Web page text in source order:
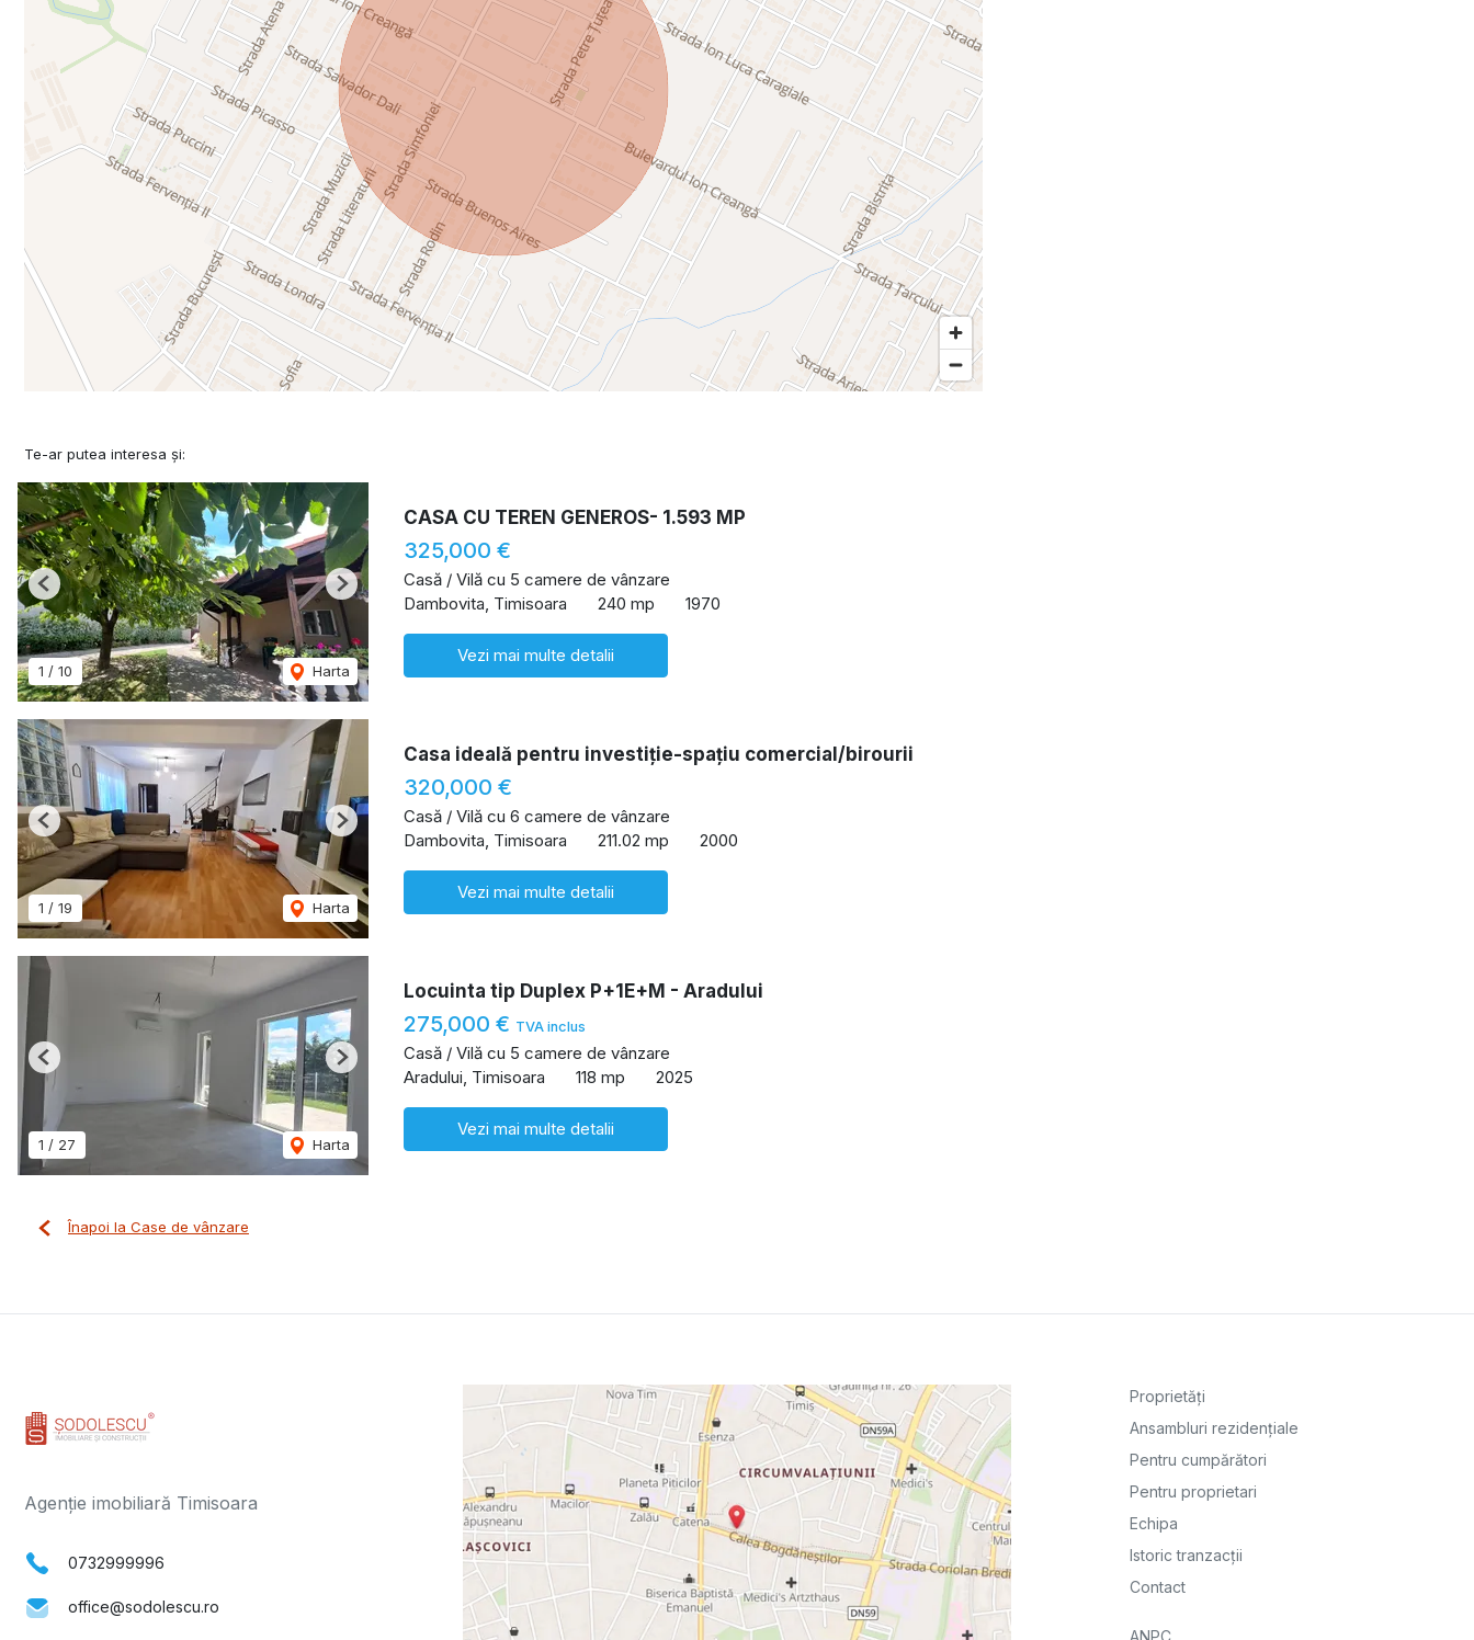
Te-ar putea interesa și:
1 / 10 Harta
Previous Next
CASA CU TEREN GENEROS- 1.593 MP
325,000 €
Casă / Vilă cu 5 camere de vânzare
Dambovita, Timisoara
240 mp 1970
Vezi mai multe detalii
1 / 19 Harta
Previous Next
Casa ideală pentru investiție-spațiu comercial/birourii
320,000 €
Casă / Vilă cu 6 camere de vânzare
Dambovita, Timisoara
211.02 mp 2000
Vezi mai multe detalii
1 / 27 Harta
Previous Next
Locuinta tip Duplex P+1E+M - Aradului
275,000 € TVA inclus
Casă / Vilă cu 5 camere de vânzare
Aradului, Timisoara
118 mp 2025
Vezi mai multe detalii
Înapoi la Case de vânzare
Agenție imobiliară Timisoara
0732999996
office@sodolescu.ro
Proprietăți
Ansambluri rezidențiale
Pentru cumpărători
Pentru proprietari
Echipa
Istoric tranzacții
Contact
ANPC